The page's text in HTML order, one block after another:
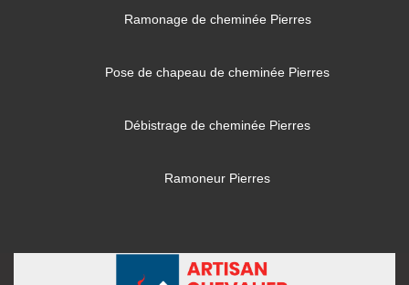
Ramonage de cheminée Pierres
Pose de chapeau de cheminée Pierres
Débistrage de cheminée Pierres
Ramoneur Pierres